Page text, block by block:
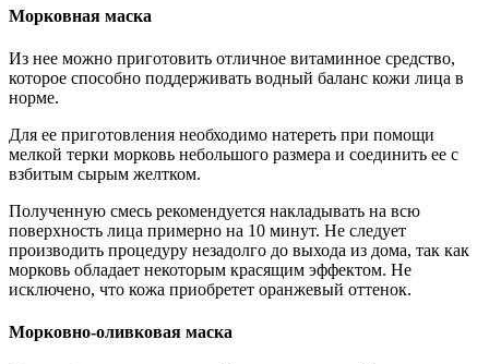
Морковная маска
Из нее можно приготовить отличное витаминное средство,
которое способно поддерживать водный баланс кожи лица в
норме.
Для ее приготовления необходимо натереть при помощи
мелкой терки морковь небольшого размера и соединить ее с
взбитым сырым желтком.
Полученную смесь рекомендуется накладывать на всю
поверхность лица примерно на 10 минут. Не следует
производить процедуру незадолго до выхода из дома, так как
морковь обладает некоторым красящим эффектом. Не
исключено, что кожа приобретет оранжевый оттенок.
Морковно-оливковая маска